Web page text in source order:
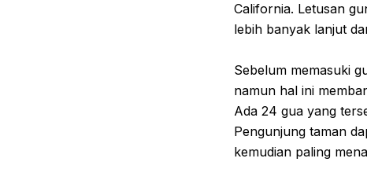
California. Letusan
lebih banyak lanjut
Sebelum memasuki
namun hal ini
Ada 24 gua yang
Pengunjung taman
kemudian paling